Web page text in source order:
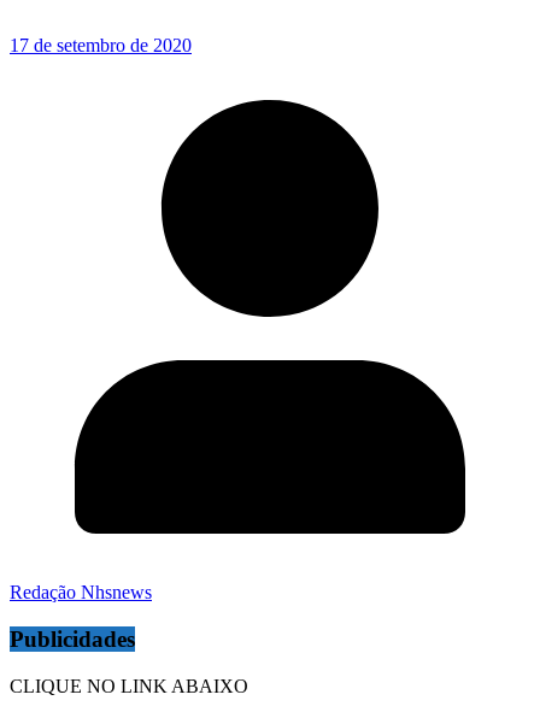
17 de setembro de 2020
Redação Nhsnews
Publicidades
CLIQUE NO LINK ABAIXO